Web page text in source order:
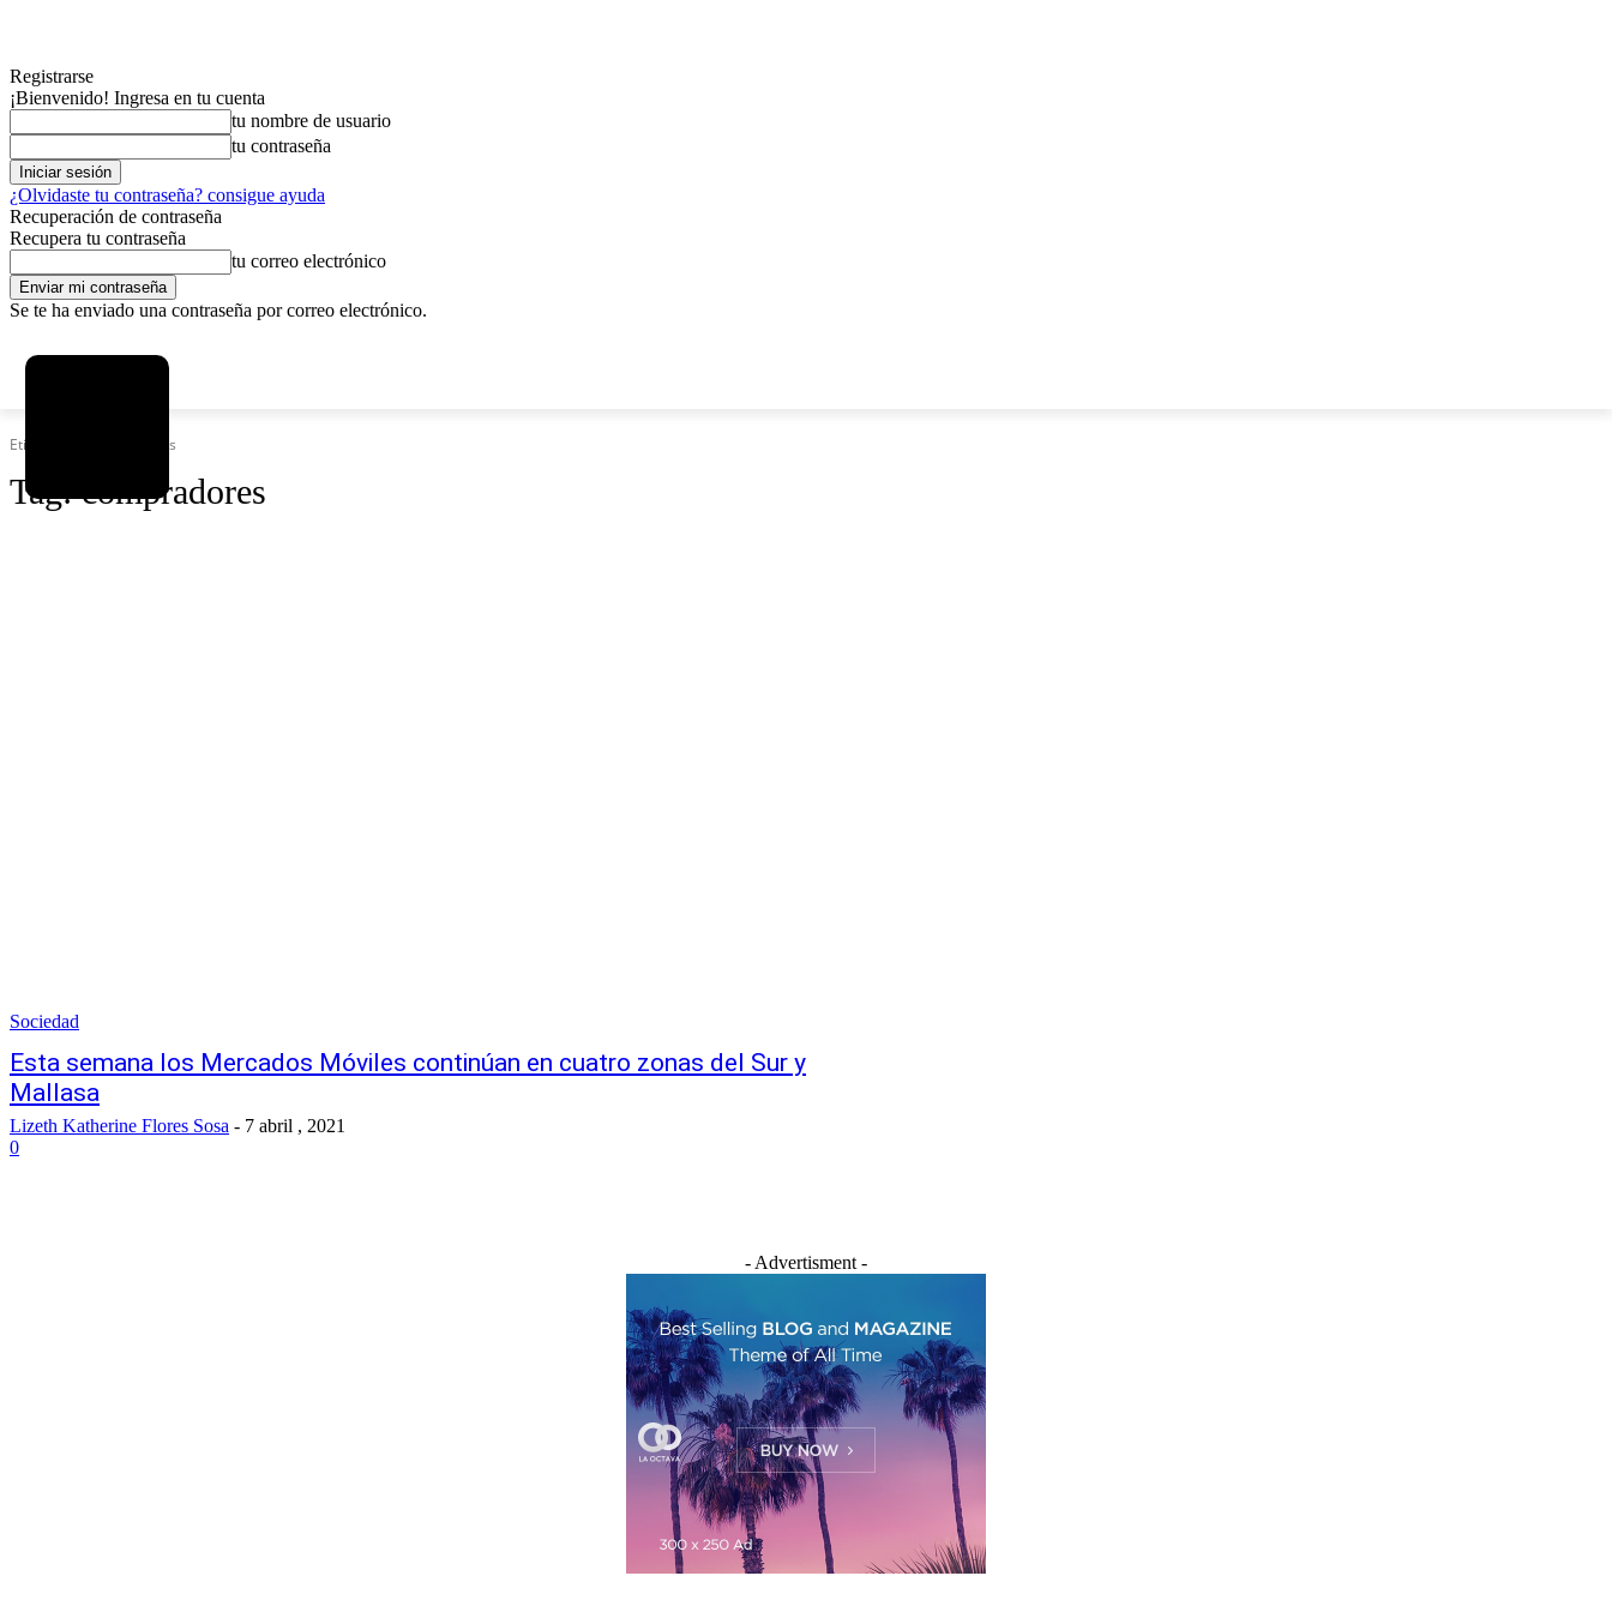
Registrarse
¡Bienvenido! Ingresa en tu cuenta
tu nombre de usuario
tu contraseña
¿Olvidaste tu contraseña? consigue ayuda
Recuperación de contraseña
Recupera tu contraseña
tu correo electrónico
Se te ha enviado una contraseña por correo electrónico.
Etiquetas Compradores
Tag:compradores
Sociedad
Esta semana los Mercados Móviles continúan en cuatro zonas del Sur y
Mallasa
Lizeth Katherine Flores Sosa - 7 abril , 2021
0
- Advertisment -